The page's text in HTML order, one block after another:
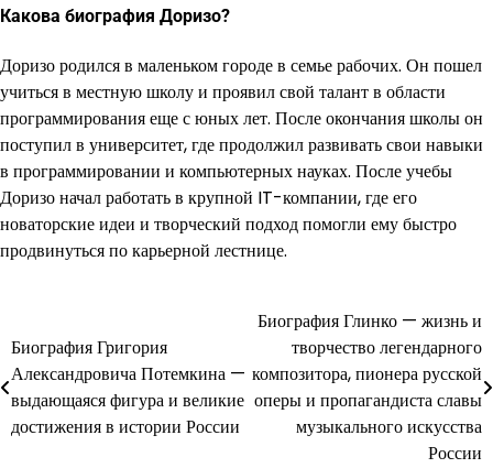
Какова биография Доризо?
Доризо родился в маленьком городе в семье рабочих. Он пошел
учиться в местную школу и проявил свой талант в области
программирования еще с юных лет. После окончания школы он
поступил в университет, где продолжил развивать свои навыки
в программировании и компьютерных науках. После учебы
Доризо начал работать в крупной IT-компании, где его
новаторские идеи и творческий подход помогли ему быстро
продвинуться по карьерной лестнице.
по
записям
Биография Григория
Александровича Потемкина —
выдающаяся фигура и великие
достижения в истории России
Биография Глинко — жизнь и
творчество легендарного
композитора, пионера русской
оперы и пропагандиста славы
музыкального искусства
России